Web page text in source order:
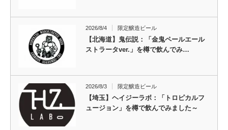
2026/8/4 限定醸造ビール
【北海道】鬼伝説：「金鬼ペールエール
ストラータver.」を樽で飲んでみ…
2026/8/3 限定醸造ビール
【埼玉】ヘイジーラボ：「トロピカルフ
ュージョン」を樽で飲んでみました～